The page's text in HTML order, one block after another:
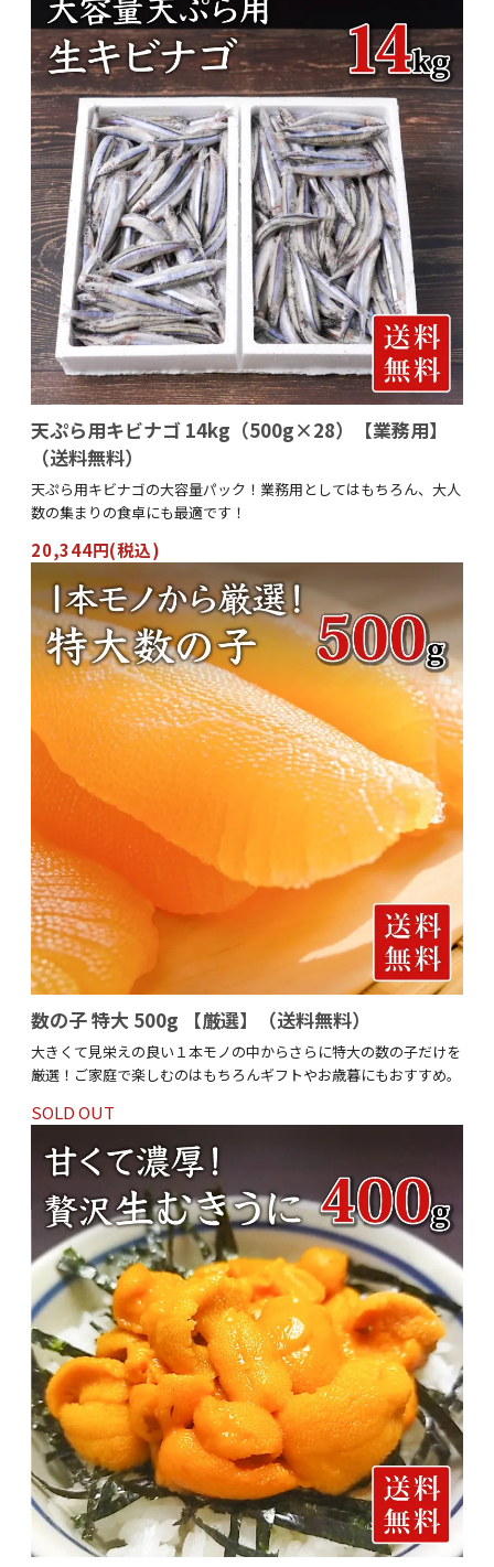
天ぷら用キビナゴ 14kg（500g×28）【業務用】
（送料無料）
天ぷら用キビナゴの大容量パック！業務用としてはもちろん、大人
数の集まりの食卓にも最適です！
20,344円(税込)
数の子 特大 500g 【厳選】（送料無料）
大きくて見栄えの良い１本モノの中からさらに特大の数の子だけを
厳選！ご家庭で楽しむのはもちろんギフトやお歳暮にもおすすめ。
SOLD OUT